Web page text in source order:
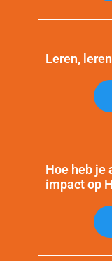
Leren,
Hoe heb je
impact op